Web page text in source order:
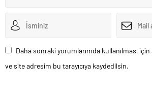
Daha sonraki yorumlarımda kullanılması
ve site adresim bu tarayıcıya kaydedilsin.